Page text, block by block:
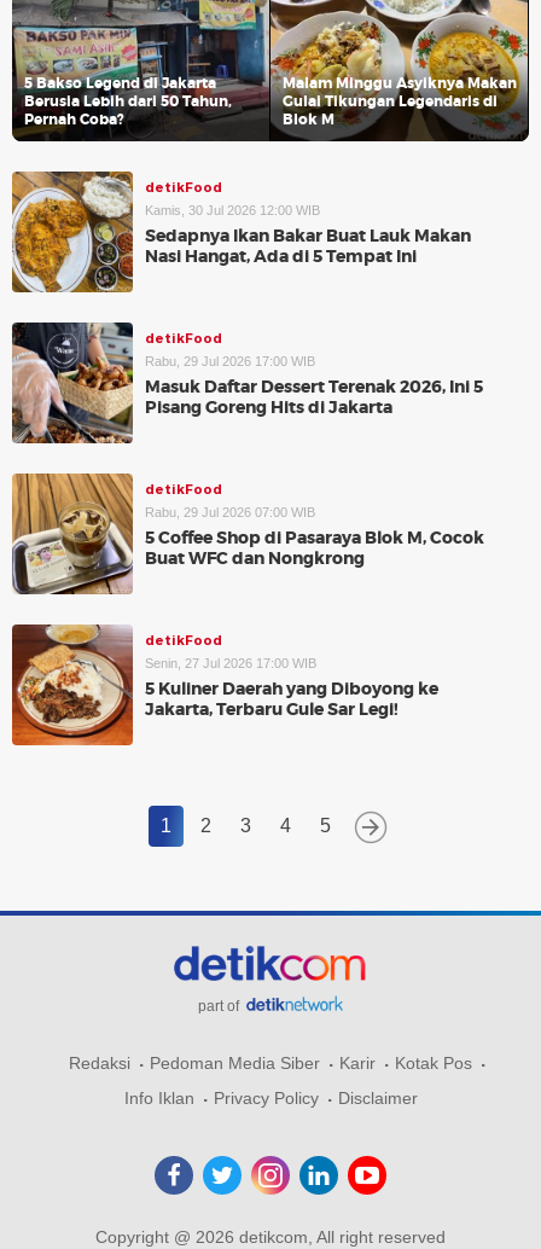
5 Bakso Legend di Jakarta
Berusia Lebih dari 50 Tahun,
Pernah Coba?
Malam Minggu Asyiknya Makan
Gulai Tikungan Legendaris di
Blok M
detikFood
Kamis, 30 Jul 2026 12:00 WIB
Sedapnya Ikan Bakar Buat Lauk Makan
Nasi Hangat, Ada di 5 Tempat Ini
detikFood
Rabu, 29 Jul 2026 17:00 WIB
Masuk Daftar Dessert Terenak 2026, Ini 5
Pisang Goreng Hits di Jakarta
detikFood
Rabu, 29 Jul 2026 07:00 WIB
5 Coffee Shop di Pasaraya Blok M, Cocok
Buat WFC dan Nongkrong
detikFood
Senin, 27 Jul 2026 17:00 WIB
5 Kuliner Daerah yang Diboyong ke
Jakarta, Terbaru Gule Sar Legi!
1 2 3 4 5
part of
Redaksi Pedoman Media Siber Karir
Kotak Pos
Info Iklan
Privacy Policy Disclaimer
Copyright @ 2026 detikcom, All right reserved